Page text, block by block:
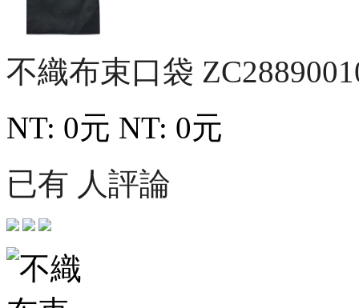
不織布束口袋
NT: 0元 NT: 0元
已有 人評論